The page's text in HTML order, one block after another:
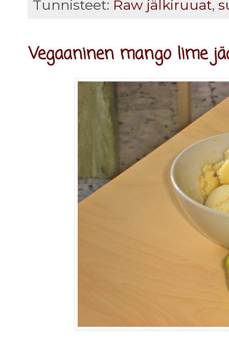
Tunnisteet: Raw jälkiruuat,
Vegaaninen mango lime